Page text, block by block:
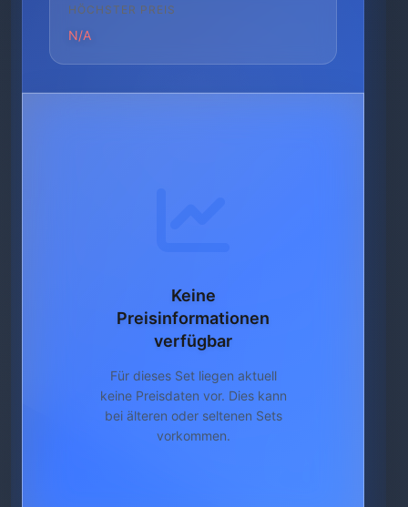
HÖCHSTER PREIS
N/A
Keine
Preisinformationen
verfügbar
Für dieses Set liegen aktuell
keine Preisdaten vor. Dies kann
bei älteren oder seltenen Sets
vorkommen.